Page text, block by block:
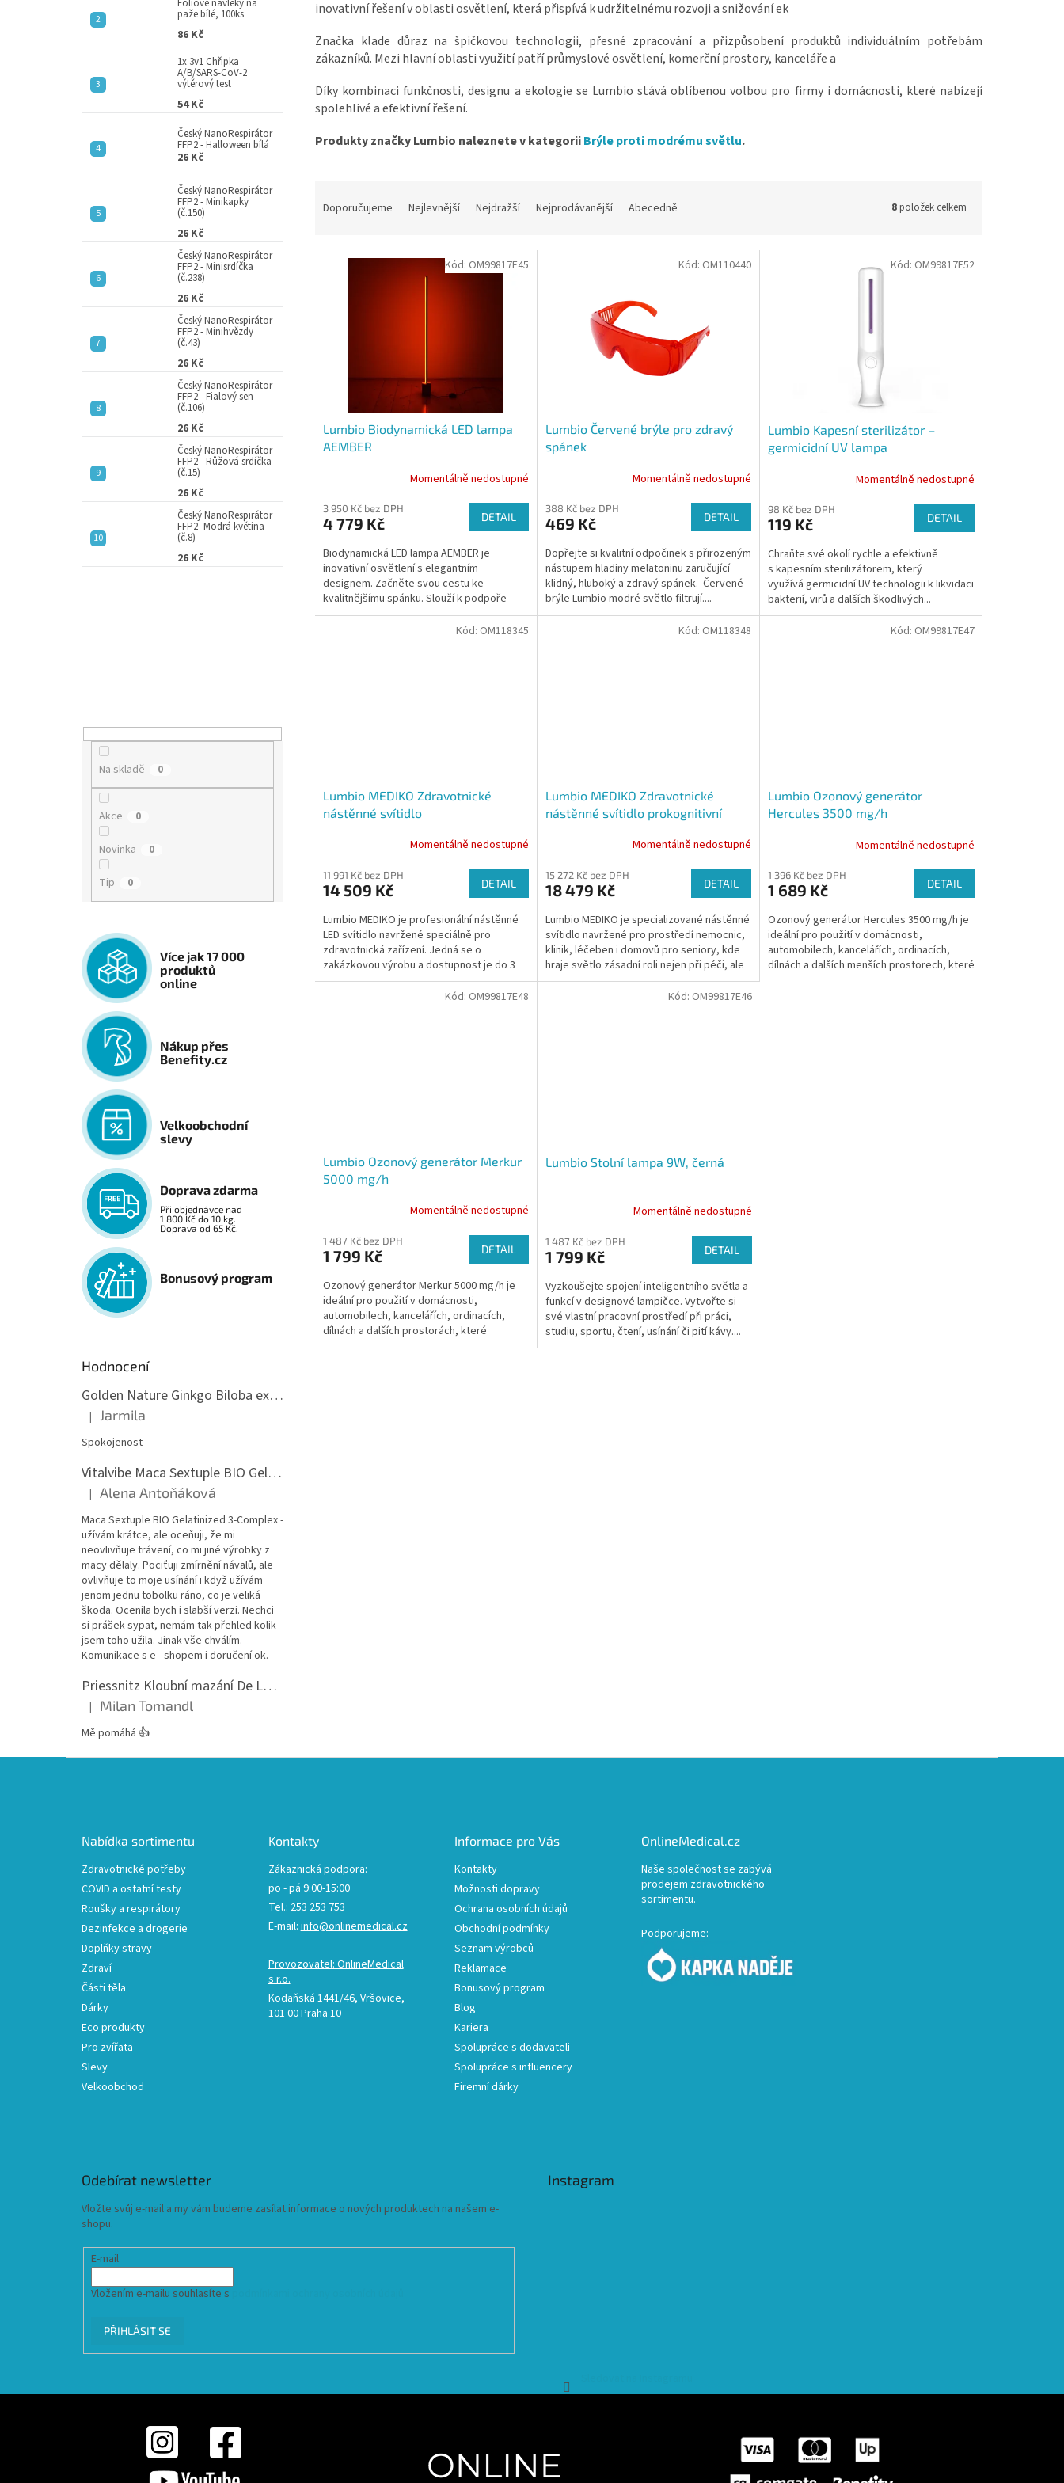
paže bílé, 100ks
86 Kč
1x 3v1 Chřipka
A/B/SARS-CoV-2
výtěrový test
54 Kč
Český NanoRespirátor
FFP2 - Halloween bílá
26 Kč
Český NanoRespirátor
FFP2 - Minikapky
(č.150)
26 Kč
Český NanoRespirátor
FFP2 - Minisrdíčka
(č.238)
26 Kč
Český NanoRespirátor
FFP2 - Minihvězdy
(č.43)
26 Kč
Český NanoRespirátor
FFP2 - Fialový sen
(č.106)
26 Kč
Český NanoRespirátor
FFP2 - Růžová srdíčka
(č.15)
26 Kč
Český NanoRespirátor
FFP2 -Modrá květina
(č.8)
26 Kč
Na skladě 0
Akce 0
Novinka 0
Tip 0
Více jak 17 000
produktů
online
Nákup přes
Benefity.cz
Velkoobchodní
slevy
Doprava zdarma
Při objednávce nad
1 800 Kč do 10 kg.
Doprava od 65 Kč.
Bonusový program
Hodnocení
Golden Nature Ginkgo Biloba extrakt 50:1 60mg, 100 kapslí
Hodnocení produktu je 5 z 5 hvězdiček.
| Jarmila
Spokojenost
Vitalvibe Maca Sextuple BIO Gelatinized 3-Complex, 60 kapslí
Hodnocení produktu je 5 z 5 hvězdiček.
| Alena Antoňáková
Maca Sextuple BIO Gelatinized 3-Complex -
užívám krátce, ale oceňuji, že mi
neovlivňuje trávení, co mi jiné výrobky z
macy dělaly. Pociťuji zmírnění návalů, ale
ovlivňuje to moje usínání i když užívám
jenom jednu tobolku ráno, co je veliká
škoda. Ocenila bych i slabší verzi. Nechci
si prášek sypat, nemám tak přehled kolik
jsem toho užila. Jinak vše chválím.
Komunikace s e - shopem i doručení ok.
Priessnitz Kloubní mazání De Luxe, 200ml
Hodnocení produktu je 5 z 5 hvězdiček.
| Milan Tomandl
Mě pomáhá 👍
inovativní řešení v oblasti osvětlení, která přispívá k udržitelnému rozvoji a snižování ek
Značka klade důraz na špičkovou technologii, přesné zpracování a přizpůsobení produktů individuálním potřebám
zákazníků. Mezi hlavní oblasti využití patří průmyslové osvětlení, komerční prostory, kanceláře a
Díky kombinaci funkčnosti, designu a ekologie se Lumbio stává oblíbenou volbou pro firmy i domácnosti, které nabízejí
spolehlivé a efektivní řešení.
Produkty značky Lumbio naleznete v kategoriiBrýle proti modrému světlu.
Doporučujeme Nejlevnější Nejdražší Nejprodávanější Abecedně 8položek celkem
Lumbio Biodynamická LED lampa
AEMBER
Momentálně nedostupné
3 950 Kč bez DPH
4 779 Kč DETAIL
Biodynamická LED lampa AEMBER je
inovativní osvětlení s elegantním
designem. Začněte svou cestu ke
kvalitnějšímu spánku. Slouží k podpoře
pohody, zdraví, klidného spánku a...
Kód: OM99817E45
Lumbio Červené brýle pro zdravý
spánek
Momentálně nedostupné
388 Kč bez DPH
469 Kč DETAIL
Dopřejte si kvalitní odpočinek s přirozeným
nástupem hladiny melatoninu zaručující
klidný, hluboký a zdravý spánek. Červené
brýle Lumbio modré světlo filtrují....
Kód: OM110440
Lumbio Kapesní sterilizátor –
germicidní UV lampa
Momentálně nedostupné
98 Kč bez DPH
119 Kč DETAIL
Chraňte své okolí rychle a efektivně
s kapesním sterilizátorem, který
využívá germicidní UV technologii k likvidaci
bakterií, virů a dalších škodlivých...
Kód: OM99817E52
Lumbio MEDIKO Zdravotnické
nástěnné svítidlo
Momentálně nedostupné
11 991 Kč bez DPH
14 509 Kč DETAIL
Lumbio MEDIKO je profesionální nástěnné
LED svítidlo navržené speciálně pro
zdravotnická zařízení. Jedná se o
zakázkovou výrobu a dostupnost je do 3
týdnů.
Kód: OM118345
Lumbio MEDIKO Zdravotnické
nástěnné svítidlo prokognitivní
Momentálně nedostupné
15 272 Kč bez DPH
18 479 Kč DETAIL
Lumbio MEDIKO je specializované nástěnné
svítidlo navržené pro prostředí nemocnic,
klinik, léčeben i domovů pro seniory, kde
hraje světlo zásadní roli nejen při péči, ale
také v...
Kód: OM118348
Lumbio Ozonový generátor
Hercules 3500 mg/h
Momentálně nedostupné
1 396 Kč bez DPH
1 689 Kč DETAIL
Ozonový generátor Hercules 3500 mg/h je
ideální pro použití v domácnosti,
automobilech, kancelářích, ordinacích,
dílnách a dalších menších prostorech, které
Kód: OM99817E47
Lumbio Ozonový generátor Merkur
5000 mg/h
Momentálně nedostupné
1 487 Kč bez DPH
1 799 Kč DETAIL
Ozonový generátor Merkur 5000 mg/h je
ideální pro použití v domácnosti,
automobilech, kancelářích, ordinacích,
dílnách a dalších prostorách, které
Kód: OM99817E48
Lumbio Stolní lampa 9W, černá
Momentálně nedostupné
1 487 Kč bez DPH
1 799 Kč DETAIL
Vyzkoušejte spojení inteligentního světla a
funkcí v designové lampičce. Vytvořte si
své vlastní pracovní prostředí při práci,
studiu, sportu, čtení, usínání či pití kávy....
Kód: OM99817E46
Nabídka sortimentu
Zdravotnické potřeby
COVID a ostatní testy
Roušky a respirátory
Dezinfekce a drogerie
Doplňky stravy
Zdraví
Části těla
Dárky
Eco produkty
Pro zvířata
Slevy
Velkoobchod
Kontakty
Zákaznická podpora:
po - pá 9:00-15:00
Tel.: 253 253 753
E-mail: info@onlinemedical.cz
Provozovatel: OnlineMedical
s.r.o.
Kodaňská 1441/46, Vršovice,
101 00 Praha 10
Informace pro Vás
Kontakty
Možnosti dopravy
Ochrana osobních údajů
Obchodní podmínky
Seznam výrobců
Reklamace
Bonusový program
Blog
Kariera
Spolupráce s dodavateli
Spolupráce s influencery
Firemní dárky
OnlineMedical.cz
Naše společnost se zabývá
prodejem zdravotnického
sortimentu.
Podporujeme:
Odebírat newsletter
Vložte svůj e-mail a my vám budeme zasílat informace o nových produktech na našem e-
shopu.
E-mail
Vložením e-mailu souhlasíte s
PŘIHLÁSIT SE
Instagram